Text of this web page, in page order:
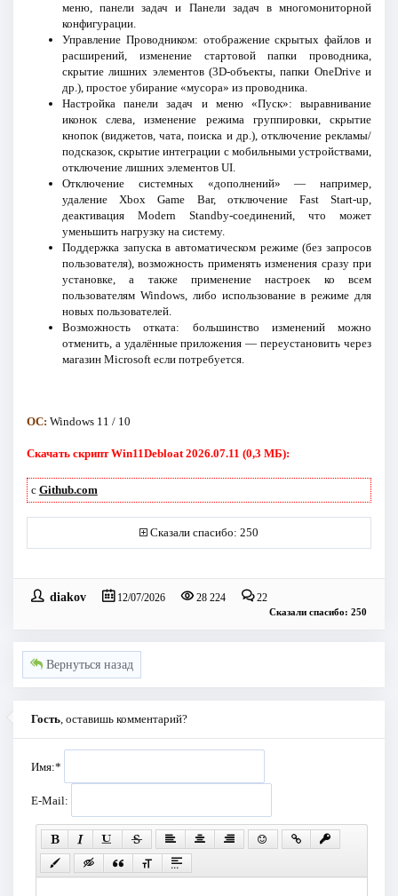
меню, панели задач и Панели задач в многомониторной
конфигурации.
Управление Проводником: отображение скрытых файлов и
расширений, изменение стартовой папки проводника,
скрытие лишних элементов (3D-объекты, папки OneDrive и
др.), простое убирание «мусора» из проводника.
Настройка панели задач и меню «Пуск»: выравнивание
иконок слева, изменение режима группировки, скрытие
кнопок (виджетов, чата, поиска и др.), отключение рекламы/
подсказок, скрытие интеграции с мобильными устройствами,
отключение лишних элементов UI.
Отключение системных «дополнений» — например,
удаление Xbox Game Bar, отключение Fast Start-up,
деактивация Modern Standby-соединений, что может
уменьшить нагрузку на систему.
Поддержка запуска в автоматическом режиме (без запросов
пользователя), возможность применять изменения сразу при
установке, а также применение настроек ко всем
пользователям Windows, либо использование в режиме для
новых пользователей.
Возможность отката: большинство изменений можно
отменить, а удалённые приложения — переустановить через
магазин Microsoft если потребуется.
ОС: Windows 11 / 10
Скачать скрипт Win11Debloat 2026.07.11 (0,3 МБ):
с Github.com
Сказали спасибо: 250
diakov 12/07/2026 28 224 22
Сказали спасибо: 250
Вернуться назад
Гость, оставишь комментарий?
Имя:*
E-Mail: